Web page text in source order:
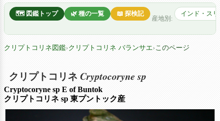
🗺️ 図鑑トップ 🌿 種の一覧 📖 探検記
産地別:
インド・ス
クリプトコリネ図鑑›クリプトコリネ バランサエ›このページ
クリプトコリネ Cryptocoryne sp
Cryptocoryne sp E of Buntok
クリプトコリネ sp 東プントック産